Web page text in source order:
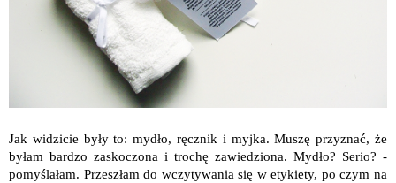
Jak widzicie były to: mydło, ręcznik i myjka. Muszę przyznać, że
byłam bardzo zaskoczona i trochę zawiedziona. Mydło? Serio? -
pomyślałam. Przeszłam do wczytywania się w etykiety, po czym na